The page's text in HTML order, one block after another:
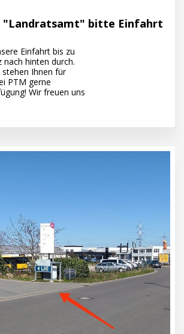
"Landratsamt" bitte Einfahrt
Einfahrt bis zu
nach hinten durch.
Ihnen für
PTM gerne
Wir freuen uns